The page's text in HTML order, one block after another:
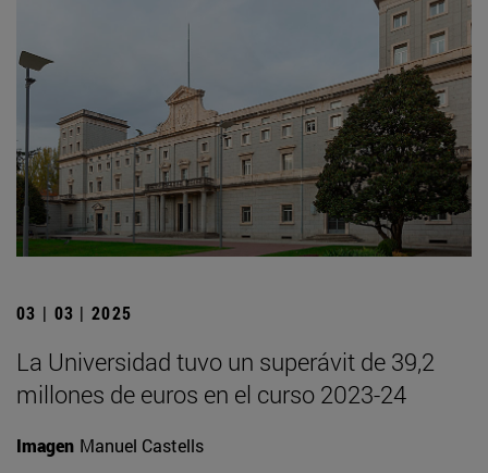
03 | 03 | 2025
La Universidad tuvo un superávit de 39,2
millones de euros en el curso 2023-24
Imagen Manuel Castells